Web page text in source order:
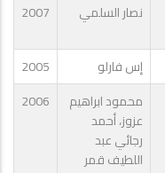
نصار السلمي 2007
إس فارلو
2005
محمود ابراهيم
عزوز، أحمد
رجائي عبد
اللطيف قمر
2006